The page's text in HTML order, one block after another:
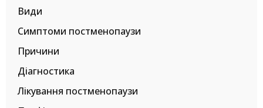
Види
Симптоми постменопаузи
Причини
Діагностика
Лікування постменопаузи